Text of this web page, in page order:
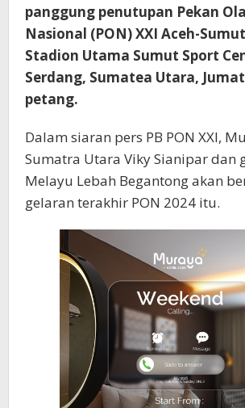
panggung penutupan Pekan
Nasional (PON) XXI Aceh-
Stadion Utama Sumut Sport
Serdang, Sumatea Utara,
petang.
Dalam siaran pers PB PON XXI,
Sumatra Utara Viky Sianipar dan
Melayu Lebah Begantong akan
gelaran terakhir PON 2024 itu.